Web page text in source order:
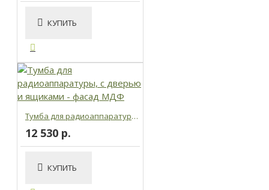
КУПИТЬ
Тумба для радиоаппаратуры, с дверью и ящиками - фасад МДФ
12 530 р.
КУПИТЬ